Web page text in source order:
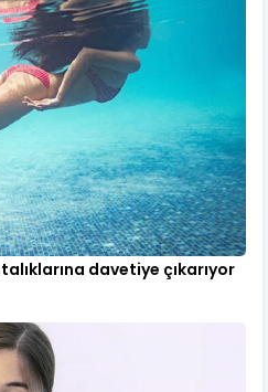
davetiye çıkarıyor